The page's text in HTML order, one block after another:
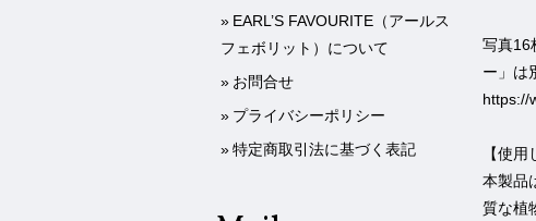
写真16
ー」は
https://
【使
本製品
質な植
EARL’S FAVOURITE（アールス
フェボリット）について
お問合せ
プライバシーポリシー
特定商取引法に基づく表記